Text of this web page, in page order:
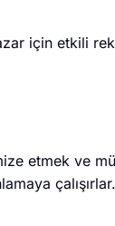
için etkili
etmek ve
çalışırlar.